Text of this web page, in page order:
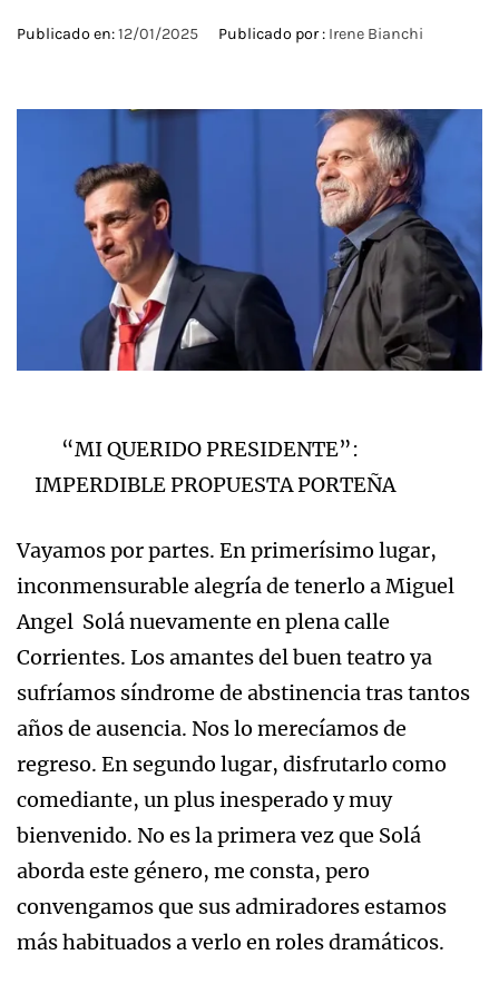
Publicado en:12/01/2025 Publicado por : Irene Bianchi
“MI QUERIDO PRESIDENTE”:
IMPERDIBLE PROPUESTA PORTEÑA
Vayamos por partes. En primerísimo lugar,
inconmensurable alegría de tenerlo a Miguel
Angel Solá nuevamente en plena calle
Corrientes. Los amantes del buen teatro ya
sufríamos síndrome de abstinencia tras tantos
años de ausencia. Nos lo merecíamos de
regreso. En segundo lugar, disfrutarlo como
comediante, un plus inesperado y muy
bienvenido. No es la primera vez que Solá
aborda este género, me consta, pero
convengamos que sus admiradores estamos
más habituados a verlo en roles dramáticos.